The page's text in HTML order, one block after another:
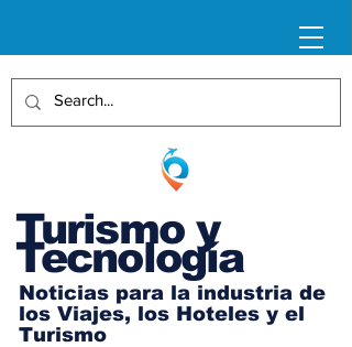
Turismo y
Tecnología
Noticias para la industria de
los Viajes, los Hoteles y el
Turismo